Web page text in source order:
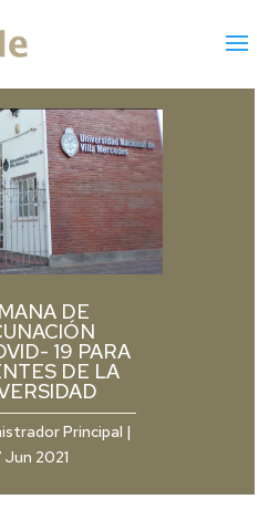
DE
19 PARA
DE LA
Principal |
Jun 2021